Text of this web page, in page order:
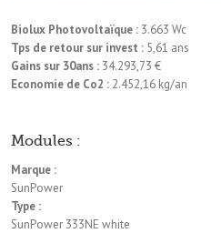
Biolux Photovoltaïque : 3.663 Wc
Tps de retour sur invest : 5,61 ans
Gains sur 30ans : 34.293,73 €
Economie de Co2 : 2.452,16 kg/an
Modules :
Marque :
SunPower
Type :
SunPower 333NE white